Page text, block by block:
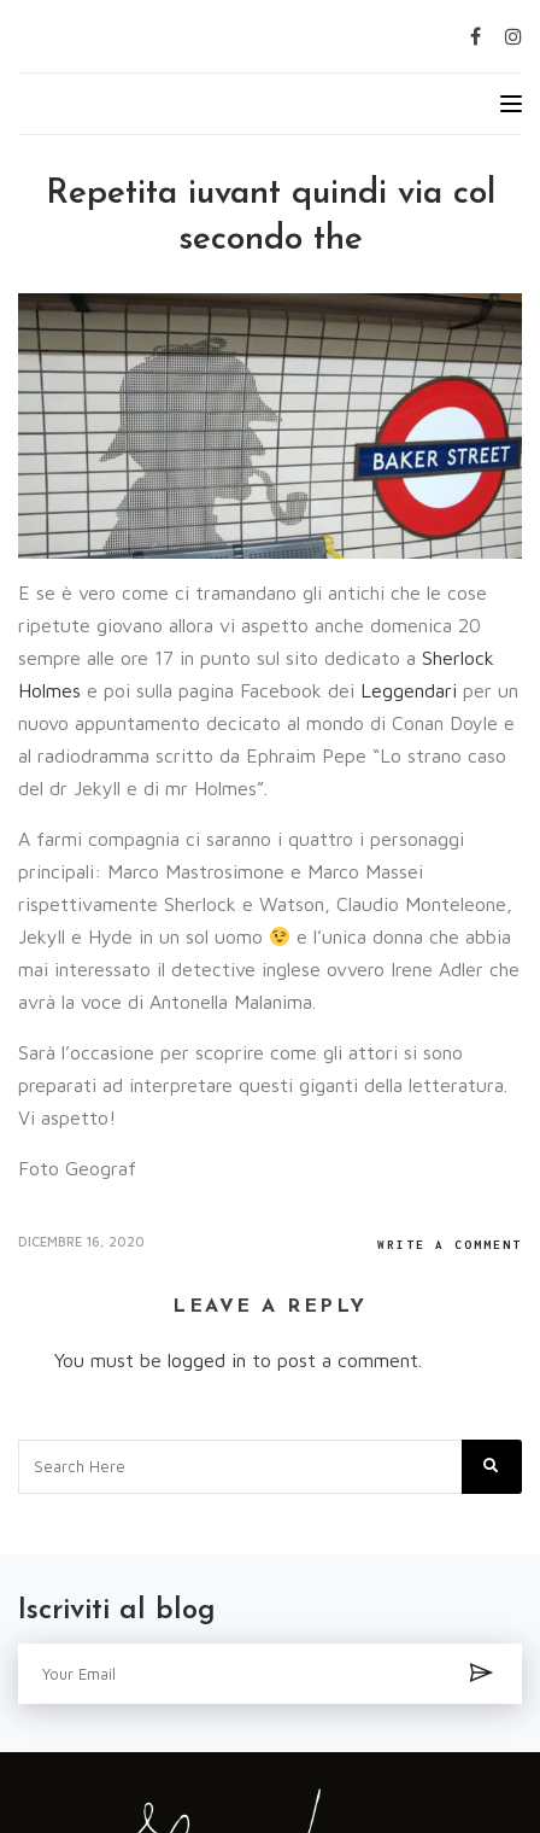
Repetita iuvant quindi via col
secondo the
E se è vero come ci tramandano gli antichi che le cose
ripetute giovano allora vi aspetto anche domenica 20
sempre alle ore 17 in punto sul sito dedicato a Sherlock
Holmes e poi sulla pagina Facebook dei Leggendari per un
nuovo appuntamento decicato al mondo di Conan Doyle e
al radiodramma scritto da Ephraim Pepe “Lo strano caso
del dr Jekyll e di mr Holmes”.
A farmi compagnia ci saranno i quattro i personaggi
principali: Marco Mastrosimone e Marco Massei
rispettivamente Sherlock e Watson, Claudio Monteleone,
Jekyll e Hyde in un sol uomo
e l’unica donna che abbia
mai interessato il detective inglese ovvero Irene Adler che
avrà la voce di Antonella Malanima.
Sarà l’occasione per scoprire come gli attori si sono
preparati ad interpretare questi giganti della letteratura.
Vi aspetto!
Foto Geograf
DICEMBRE 16, 2020 WRITE A COMMENT
LEAVE A REPLY
You must be logged in to post a comment.
Iscriviti al blog